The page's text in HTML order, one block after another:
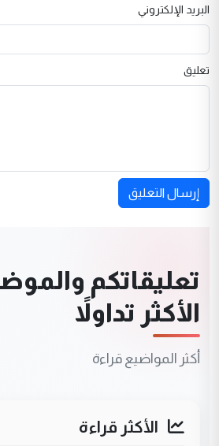
البريد الإلكتروني
تعليق
إرسال التعليق
تعليقاتكم
الأكثر تداولاً
أكثر المواضيع قراءة
الأكثر قراءة